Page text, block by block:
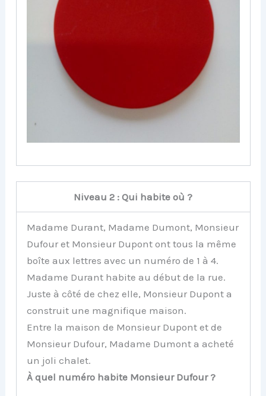
Niveau 2 : Qui habite où ?
Madame Durant, Madame Dumont, Monsieur
Dufour et Monsieur Dupont ont tous la même
boîte aux lettres avec un numéro de 1 à 4.
Madame Durant habite au début de la rue.
Juste à côté de chez elle, Monsieur Dupont a
construit une magnifique maison.
Entre la maison de Monsieur Dupont et de
Monsieur Dufour, Madame Dumont a acheté
un joli chalet.
À quel numéro habite Monsieur Dufour ?